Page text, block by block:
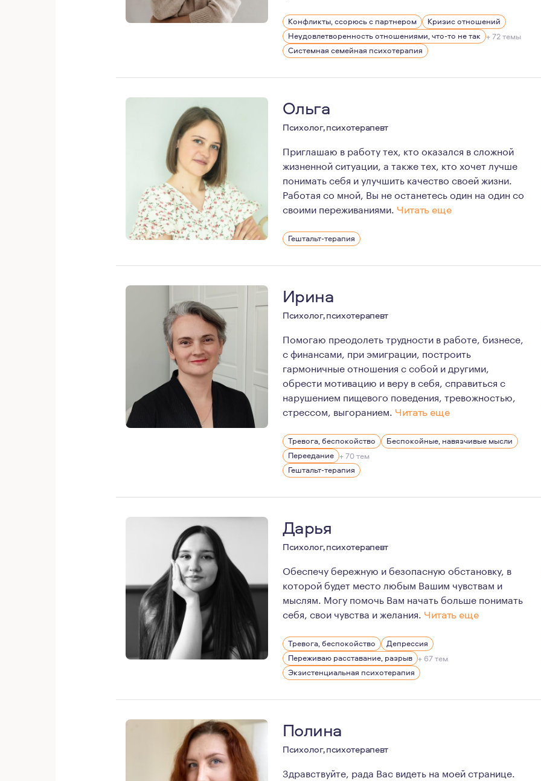
Для меня психотерапия - не просто профессия, это
Меня очень увлекает то, что я делаю каждый день, и
Психотерапия, это процесс. Это не вершина,
Конфликты, ссорюсь с партнером
Кризис отношений
Неудовлетворенность отношениями, что-то не так + 72 темы
Системная семейная психотерапия
Ольга
Психолог, психотерапевт
Приглашаю в работу тех, кто оказался в сложной
жизненной ситуации, а также тех, кто хочет лучше
понимать себя и улучшить качество своей жизни.
Работая со мной, Вы не останетесь один на один со
своими переживаниями. Читать еще
Я, в первую очередь, чувствующий человек со своим
Основными ценностями в работе для меня являются:
Гештальт-терапия
Ирина
Психолог, психотерапевт
Помогаю преодолеть трудности в работе, бизнесе,
с финансами, при эмиграции, построить
гармоничные отношения с собой и другими,
обрести мотивацию и веру в себя, справиться с
нарушением пищевого поведения, тревожностью,
стрессом, выгоранием. Читать еще
Для меня представляет интерес сам человек, как
Тревога, беспокойство
Беспокойные, навязчивые мысли
Переедание + 70 тем
Гештальт-терапия
Дарья
Психолог, психотерапевт
Обеспечу бережную и безопасную обстановку, в
которой будет место любым Вашим чувствам и
мыслям. Могу помочь Вам начать больше понимать
себя, свои чувства и желания. Читать еще
Главная ценность, которой я руководствуюсь в
Регулярно прохожу личную терапию и супервизию,
Тревога, беспокойство
Депрессия
Переживаю расставание, разрыв + 67 тем
Экзистенциальная психотерапия
Полина
Психолог, психотерапевт
Здравствуйте, рада Вас видеть на моей странице.